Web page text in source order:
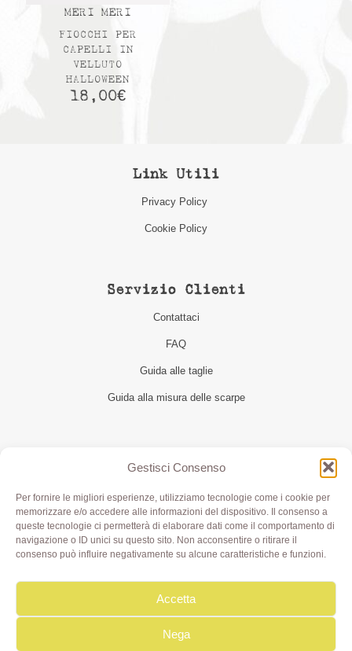
Gestisci Consenso
Per fornire le migliori esperienze, utilizziamo tecnologie come i cookie per
memorizzare e/o accedere alle informazioni del dispositivo. Il consenso a
queste tecnologie ci permetterà di elaborare dati come il comportamento di
navigazione o ID unici su questo sito. Non acconsentire o ritirare il
consenso può influire negativamente su alcune caratteristiche e funzioni.
Accetta
Nega
MERI MERI
FIOCCHI PER
CAPELLI IN
VELLUTO
HALLOWEEN
18,00€
Link Utili
Privacy Policy
Cookie Policy
Servizio Clienti
Contattaci
FAQ
Guida alle taglie
Guida alla misura delle scarpe
Seguici
Olivia di Aimi Roberta | Borgo XX Marzo 6/c Parma | P.IVA
IT02499000343 - REA PR 245283 | © 2020 Olivialab. All
Rights Reserved.